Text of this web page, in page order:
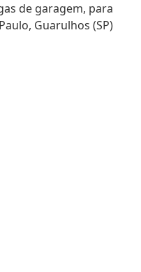
de garagem, para
Guarulhos (SP)